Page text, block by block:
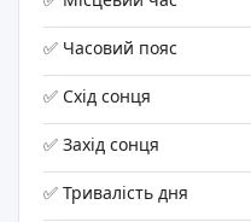
✅ Часовий пояс
✅ Схід сонця
✅ Захід сонця
✅ Тривалість дня